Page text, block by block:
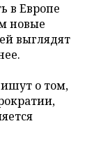
в Европе
новые
выглядят
о том,